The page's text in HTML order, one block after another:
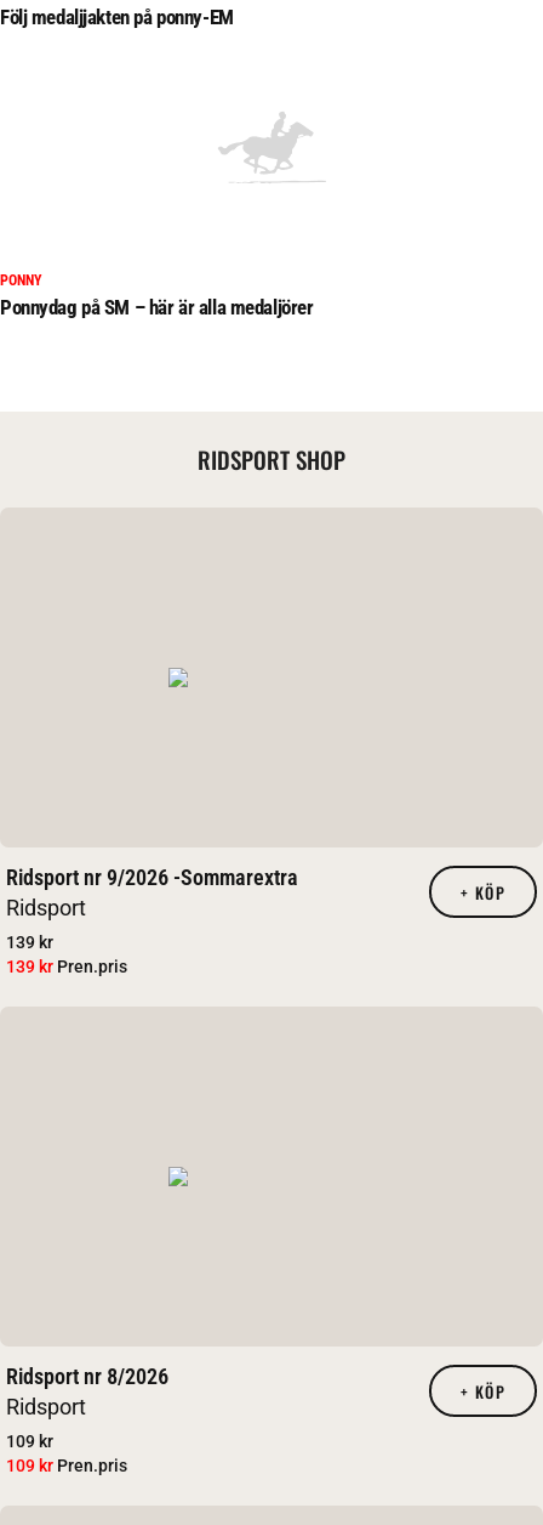
Följ medaljjakten på ponny-EM
PONNY
Ponnydag på SM – här är alla medaljörer
RIDSPORT SHOP
Ridsport nr 9/2026 -Sommarextra
Ridsport
139 kr
139 kr Pren.pris
+ KÖP
Ridsport nr 8/2026
Ridsport
109 kr
109 kr Pren.pris
+ KÖP